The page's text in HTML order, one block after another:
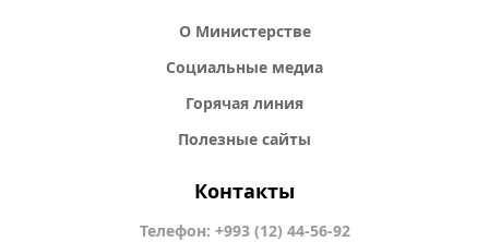
О Министерстве
Социальные медиа
Горячая линия
Полезные сайты
Контакты
Телефон: +993 (12) 44-56-92